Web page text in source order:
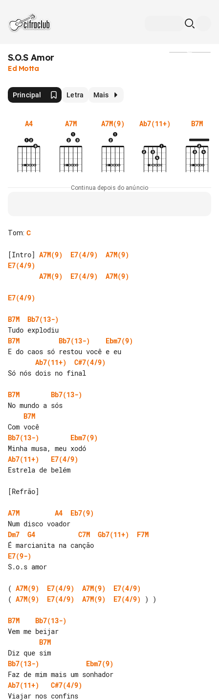
S.O.S Amor
Ed Motta
Principal Letra Mais
A4 A7M A7M(9) Ab7(11+) B7M
Continua depois do anúncio
Tom: C
[Intro] A7M(9) E7(4/9)
A7M(9)
E7(4/9)
A7M(9)
E7(4/9) A7M(9)
E7(4/9)
B7M
Bb7(13-)
B7M
Bb7(13-)
Ebm7(9)
Ab7(11+)
C#7(4/9)
Só nós dois no final
B7M
Bb7(13-)
B7M
Bb7(13-)
Ebm7(9)
Ab7(11+)
E7(4/9)
Estrela de belém
[Refrão]
A7M A4
Eb7(9)
Dm7
G4 C7M Gb7(11+)
F7M
E7(9-)
S.o.s amor
( A7M(9) E7(4/9) A7M(9)
E7(4/9)
( A7M(9) E7(4/9) A7M(9) E7(4/9) ) )
B7M
Bb7(13-)
B7M
Bb7(13-)
Ebm7(9)
Ab7(11+)
C#7(4/9)